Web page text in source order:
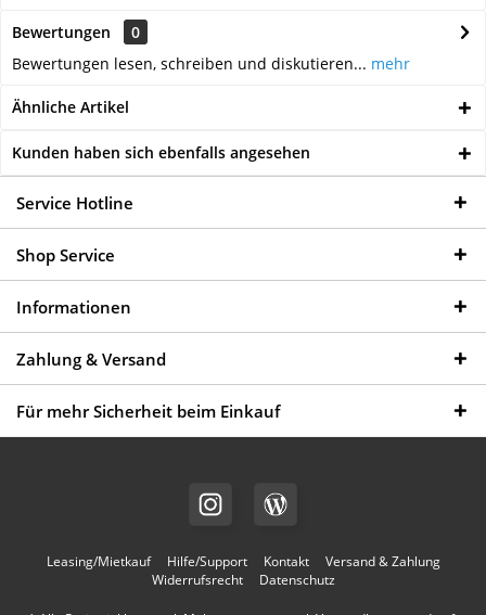
Bewertungen
0
Bewertungen lesen, schreiben und diskutieren... mehr
Ähnliche Artikel
Kunden haben sich ebenfalls angesehen
Service Hotline
Shop Service
Informationen
Zahlung & Versand
Für mehr Sicherheit beim Einkauf
Leasing/Mietkauf Hilfe/Support Kontakt
Versand & Zahlung
Widerrufsrecht
Datenschutz